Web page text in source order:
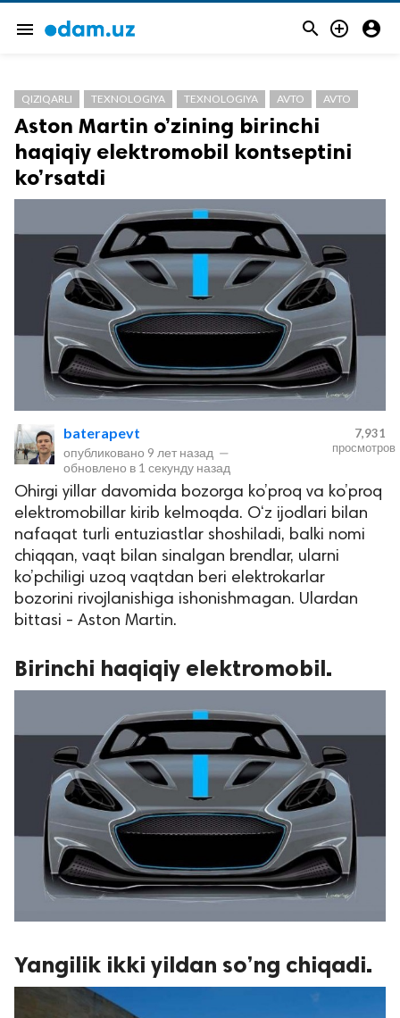
menu   
защищены.
QIZIQARLI TEXNOLOGIYA TEXNOLOGIYA AVTO AVTO
Aston Martin o’zining birinchi
haqiqiy elektromobil kontseptini
ko’rsatdi
baterapevt
опубликовано 9 лет назад —
обновлено в 1 секунду назад
7,931
просмотров
Ohirgi yillar davomida bozorga ko’proq va ko’proq
elektromobillar kirib kelmoqda. O‘z ijodlari bilan
nafaqat turli entuziastlar shoshiladi, balki nomi
chiqqan, vaqt bilan sinalgan brendlar, ularni
ko’pchiligi uzoq vaqtdan beri elektrokarlar
bozorini rivojlanishiga ishonishmagan. Ulardan
bittasi - Aston Martin.
Birinchi haqiqiy elektromobil.
Yangilik ikki yildan so’ng chiqadi.